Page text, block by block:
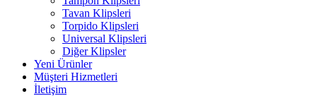
Tavan Klipsleri
Torpido Klipsleri
Universal Klipsleri
Diğer Klipsler
Yeni Ürünler
Müşteri Hizmetleri
İletişim